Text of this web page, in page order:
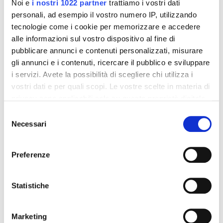
Noi e i nostri 1022 partner trattiamo i vostri dati
personali, ad esempio il vostro numero IP, utilizzando
tecnologie come i cookie per memorizzare e accedere
alle informazioni sul vostro dispositivo al fine di
pubblicare annunci e contenuti personalizzati, misurare
gli annunci e i contenuti, ricercare il pubblico e sviluppare
i servizi. Avete la possibilità di scegliere chi utilizza i
vostri dati e per quali scopi. Le vostre scelte in materia di
modificare o revocare il proprio consenso in qualsiasi
momento dalla Dichiarazione sui cookie o facendo clic
raccogliere informazioni sulla tua posizione
geografica, con un'approssimazione di qualche
Identificare il tuo dispositivo, scansionandolo
delNecessari
Preferenze
Statistiche
Marketing
Integratori per dimagrire
Amin 21 K al cacao - 21
bustine
Aggiungi al
Integratori per dimagrire
Amin 21 K neutro